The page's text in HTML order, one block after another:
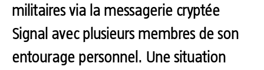
militaires via la messagerie cryptée
Signal avec plusieurs membres de son
entourage personnel. Une situation